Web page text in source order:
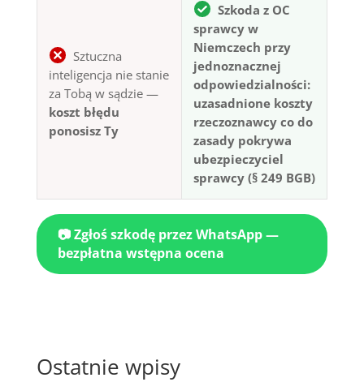
Sztuczna
inteligencja nie stanie
za Tobą w sądzie —
koszt błędu
ponosisz Ty
Szkoda z OC
sprawcy w
Niemczech przy
jednoznacznej
odpowiedzialności:
uzasadnione koszty
rzeczoznawcy co do
zasady pokrywa
ubezpieczyciel
sprawcy (§ 249 BGB)
📷 Zgłoś szkodę przez WhatsApp —
bezpłatna wstępna ocena
Ostatnie wpisy